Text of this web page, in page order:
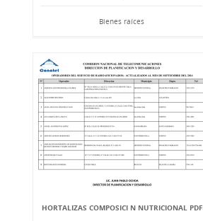
Bienes raíces
HORTALIZAS COMPOSICI N NUTRICIONAL PDF